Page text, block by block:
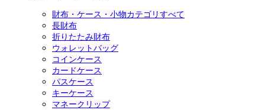
財布・ケース・小物カテゴリすべて
長財布
折りたたみ財布
ウォレットバッグ
コインケース
カードケース
パスケース
キーケース
マネークリップ